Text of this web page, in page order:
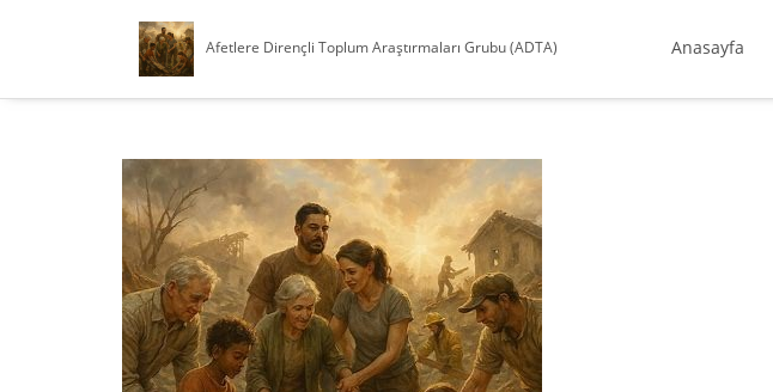
Afetlere Dirençli Toplum Araştırmaları Grubu (ADTA) Anasayfa